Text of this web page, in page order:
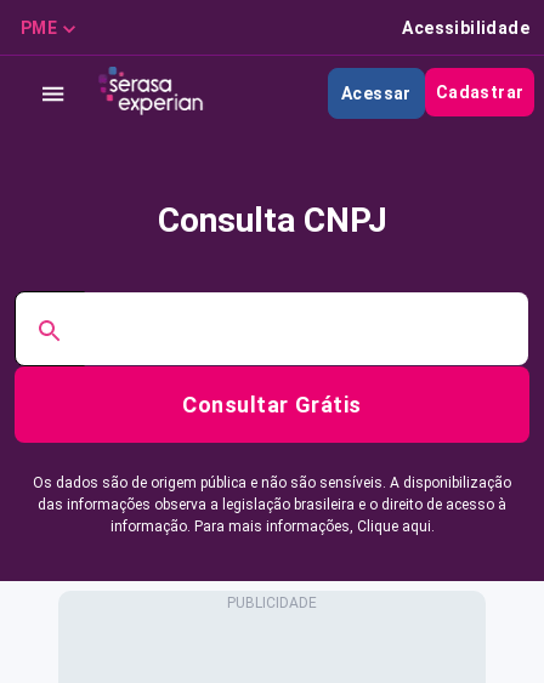
PME Acessibilidade
Acessar Cadastrar
Consulta CNPJ
Consultar Grátis
Os dados são de origem pública e não são sensíveis. A disponibilização
das informações observa a legislação brasileira e o direito de acesso à
informação. Para mais informações, Clique aqui.